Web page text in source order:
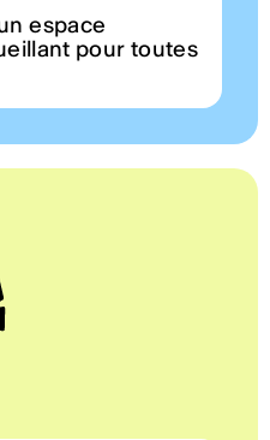
espace
pour toutes